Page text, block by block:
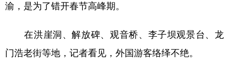
渝，是为了错开春节高峰期。
在洪崖洞、解放碑、观音桥、李子坝观景台、龙
门浩老街等地，记者看见，外国游客络绎不绝。